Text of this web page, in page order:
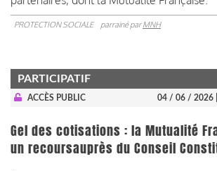
PROTECTION SOCIALE parrainé parMNH
PARTICIPATIF
ACCÈS PUBLIC 04 / 06 / 2026
Gel des cotisations : la Mutualité
un recoursauprès du Conseil